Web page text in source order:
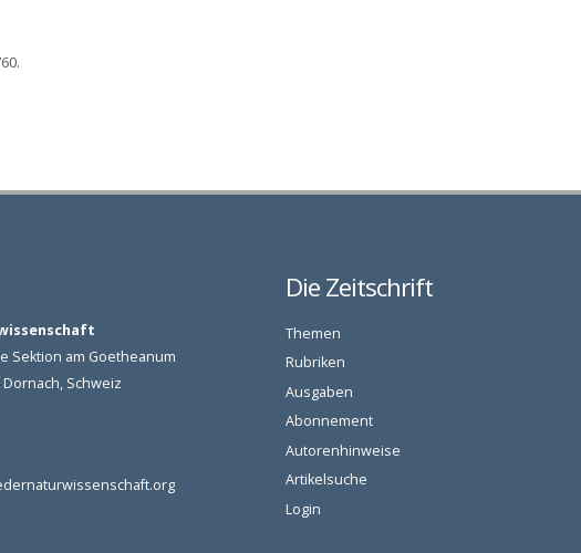
Sektion am Goetheanum
Dornach, Schweiz
Die Zeitschrift
Themen
Rubriken
Ausgaben
Abonnement
Autorenhinweise
Artikelsuche
Login